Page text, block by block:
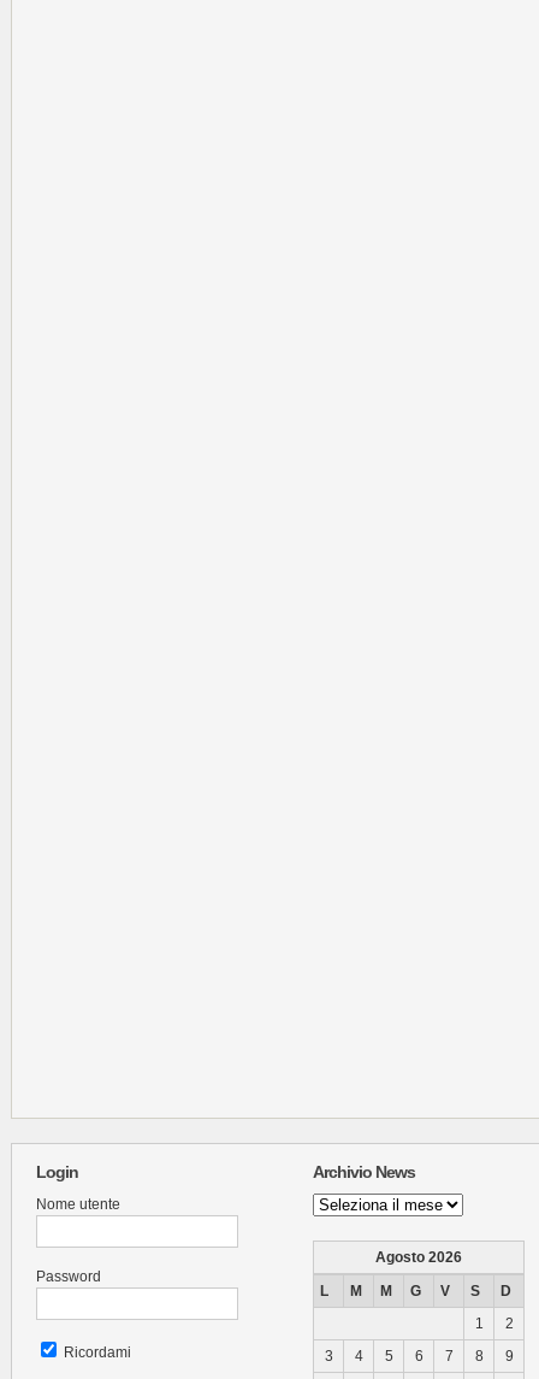
Login
Nome utente
Password
Ricordami
Archivio News
Archivio
News
Agosto 2026
L
M M G V S
D
1
2
3
4 5 6 7 8
9